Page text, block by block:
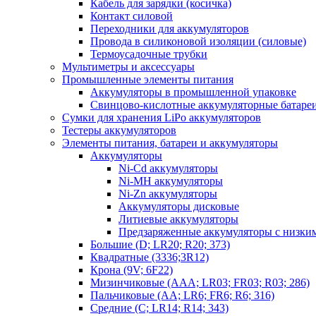
Кабель для зарядки (косичка)
Контакт силовой
Переходники для аккумуляторов
Провода в силиконовой изоляции (силовые)
Термоусадочные трубки
Мультиметры и аксессуары
Промышленные элементы питания
Аккумуляторы в промышленной упаковке
Свинцово-кислотные аккумуляторные
Сумки для хранения LiPo аккумуляторов
Тестеры аккумуляторов
Элементы питания, батареи и аккумуляторы
Аккумуляторы
Ni-Cd аккумуляторы
Ni-MH аккумуляторы
Ni-Zn аккумуляторы
Аккумуляторы дисковые
Литиевые аккумуляторы
Предзаряженные аккумуляторы с
Большие (D; LR20; R20; 373)
Квадратные (3336;3R12)
Крона (9V; 6F22)
Мизинчиковые (AAA; LR03; FR03; R03; 286)
Пальчиковые (AA; LR6; FR6; R6; 316)
Средние (C; LR14; R14; 343)